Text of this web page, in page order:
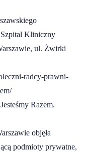
Kliniczny
ul. Żwirki
radcy-prawni-
Razem.
objęła
podmioty prywatne,